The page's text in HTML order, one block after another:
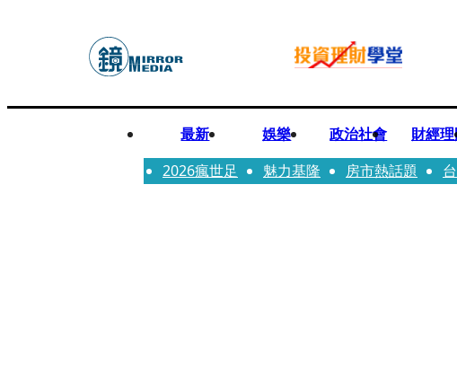
最新 娛樂 政治社會 財經
2026瘋世足
魅力基隆 房市熱話題